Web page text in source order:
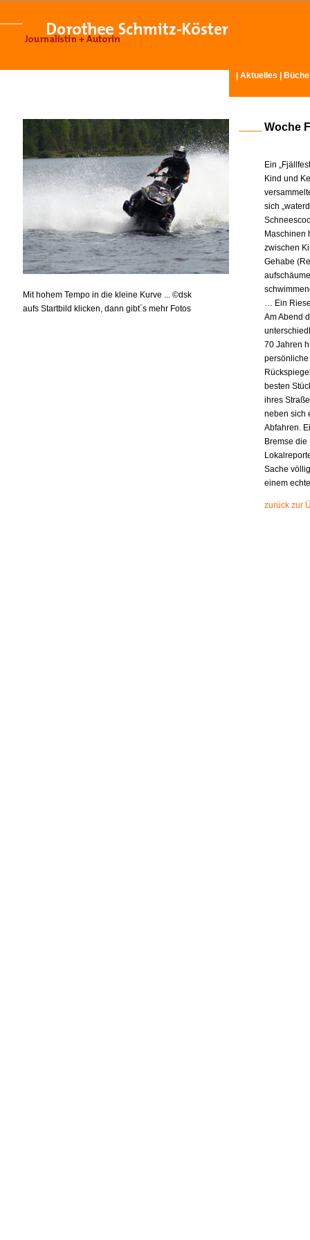
Aktuelles
Mit hohem Tempo in die kleine Kurve ... ©dsk
aufs Startbild klicken, dann gibt´s mehr Fotos
Woche
Ein
Kind und
sich
Maschinen
zwischen
Gehabe
… Ein
Am Abend
70 Jahren
persönliche
besten
ihres
neben sich
Abfahren.
Bremse
Sache
einem
zurück zur